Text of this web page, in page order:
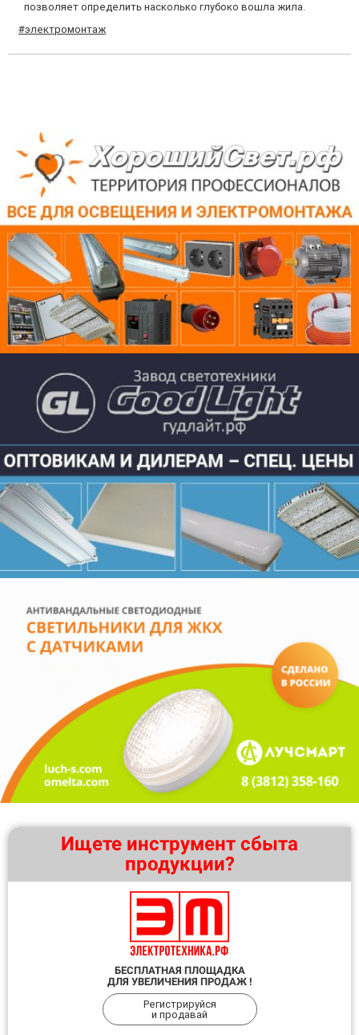
позволяет определить насколько глубоко вошла жила.
#электромонтаж
Ищете инструмент сбыта
продукции?
БЕСПЛАТНАЯ ПЛОЩАДКА
ДЛЯ УВЕЛИЧЕНИЯ ПРОДАЖ !
Регистрируйся
и продавай